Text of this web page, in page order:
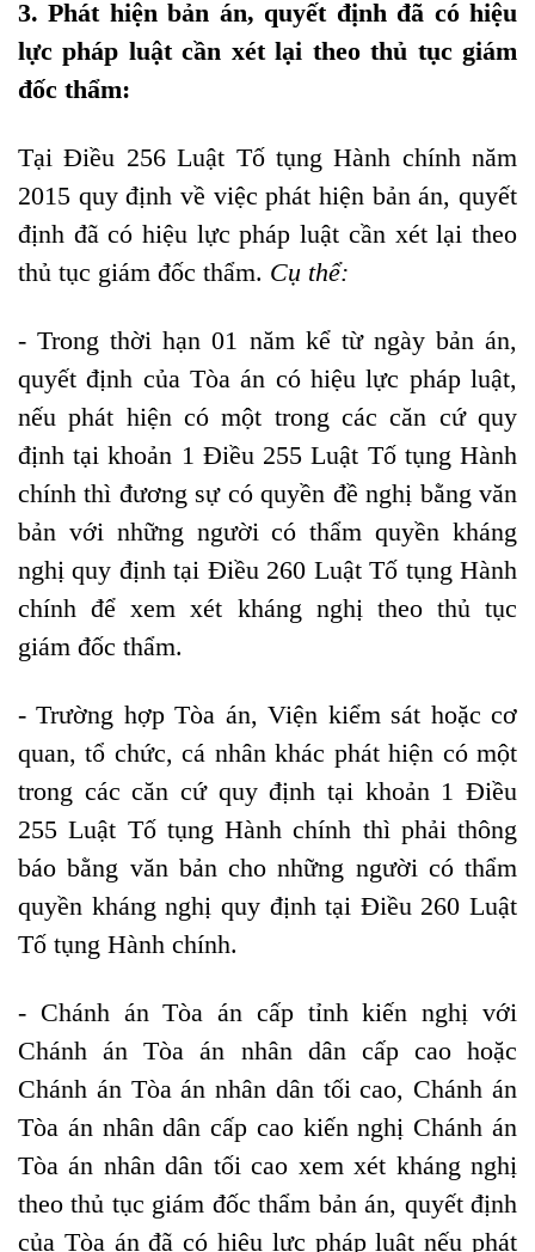
3. Phát hiện bản án, quyết định đã có hiệu
lực pháp luật cần xét lại theo thủ tục giám
đốc thẩm:
Tại Điều 256 Luật Tố tụng Hành chính năm
2015 quy định về việc phát hiện bản án, quyết
định đã có hiệu lực pháp luật cần xét lại theo
thủ tục giám đốc thẩm. Cụ thể:
- Trong thời hạn 01 năm kể từ ngày bản án,
quyết định của Tòa án có hiệu lực pháp luật,
nếu phát hiện có một trong các căn cứ quy
định tạikhoản 1 Điều 255 Luật Tố tụng Hành
chính thì đương sự có quyền đề nghị bằng văn
bản với những người có thẩm quyền kháng
nghị quy định tại Điều 260 Luật Tố tụng Hành
chính để xem xét kháng nghị theo thủ tục
giám đốc thẩm.
- Trường hợp Tòa án, Viện kiểm sát hoặc cơ
quan, tổ chức, cá nhân khác phát hiện có một
trong các căn cứ quy định tại khoản 1 Điều
255Luật Tố tụng Hành chính thì phải thông
báo bằng văn bản cho những người có thẩm
quyền kháng nghị quy định tại Điều 260 Luật
Tố tụng Hành chính.
- Chánh án Tòa án cấp tỉnh kiến nghị với
Chánh án Tòa án nhân dân cấp cao hoặc
Chánh án Tòa án nhân dân tối cao, Chánh án
Tòa án nhân dân cấp cao kiến nghị Chánh án
Tòa án nhân dân tối cao xem xét kháng nghị
theo thủ tục giám đốc thẩm bản án, quyết định
của Tòa án đã có hiệu lực pháp luật nếu phát